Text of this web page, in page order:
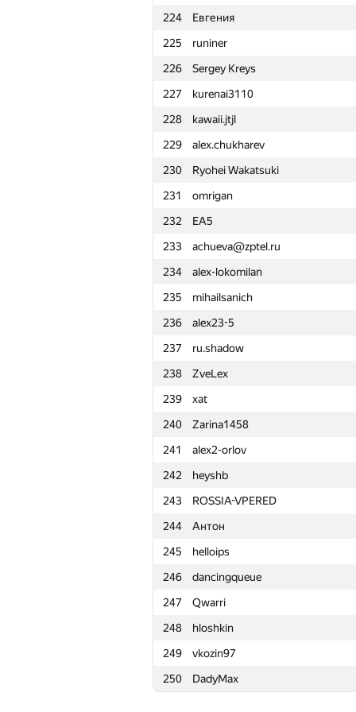
224
Евгения
225
runiner
226
Sergey Kreys
227
kurenai3110
228
kawaii.jtjl
229
alex.chukharev
230
Ryohei Wakatsuki
231
omrigan
232
EA5
233
achueva@zptel.ru
234
alex-lokomilan
235
mihailsanich
236
alex23-5
237
ru.shadow
238
ZveLex
239
xat
240
Zarina1458
241
alex2-orlov
242
heyshb
243
ROSSIA-VPERED
244
Антон
245
helloips
246
dancingqueue
247
Qwarri
248
hloshkin
249
vkozin97
250
DadyMax
201 PbI62007
202
yoshnary
203
prireizi
204
Minh Tuấn Nguyễn
205
mloop
206
etipikin
207
Errichto
208
Misharin.ND
209
akanpou
210
Nidental.Egor
211
olga.dragun2010
212
RomaWhite
213
slavik.tzykin
214
MILKFAN
215
Роман Хайдаров
216
OlegIlich
217
issergeev
218
Gabriel Cojocaru
219
ladisgin
220
ChertokN96
221
Sergey Tarasov
222
mitikgr
223
pavel.sotnik27
224
Евгения
225
runiner
226
Sergey Kreys
227
kurenai3110